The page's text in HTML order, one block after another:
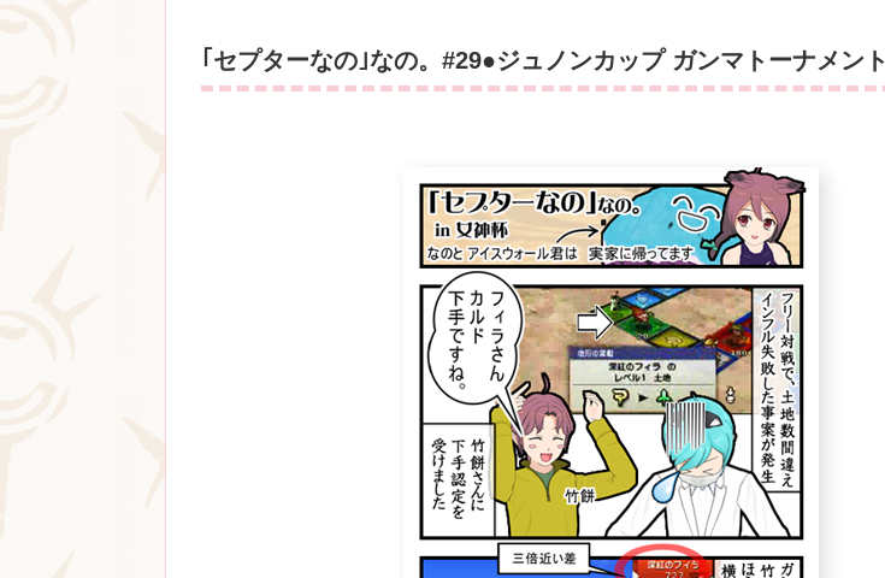
｢セプターなの｣なの。#29●ジュノンカップ ガンマトーナメント